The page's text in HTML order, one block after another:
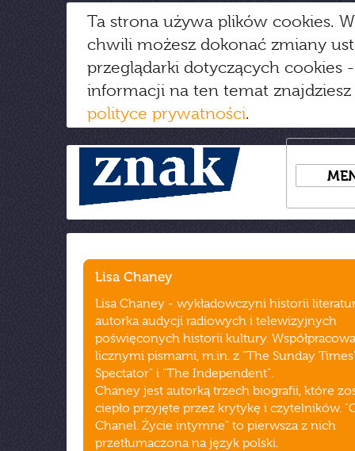
Ta strona używa plików cookies.
chwili możesz dokonać zmiany
przeglądarki dotyczących cookies
informacji na ten temat
polityce prywatności.
Lisa Chaney
Lisa Chaney - wykładowczyni historii
autorka audycji radiowych i telewizyjnych
poświęconych historii kultury.
licznymi pismami, m.in. z "The Sunday
Spectator" i "The Independent".
Chaney jest autorką trzech biografii, które
ciepło przyjęte przez krytykę i czytelników.
Chanel. Życie intymne" to pierwsza z nich
przetłumaczona na język polski.